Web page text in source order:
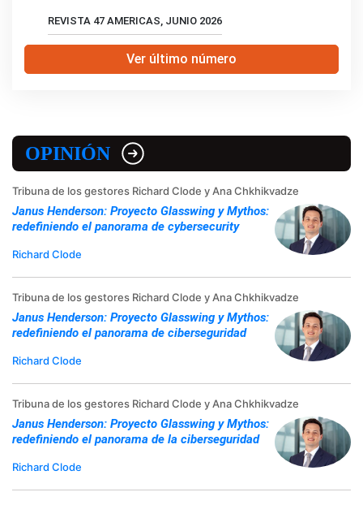
REVISTA 47 AMERICAS, JUNIO 2026
Ver último número
OPINIÓN
Tribuna de los gestores Richard Clode y Ana Chkhikvadze
Janus Henderson: Proyecto Glasswing y Mythos:
redefiniendo el panorama de cybersecurity
Richard Clode
Tribuna de los gestores Richard Clode y Ana Chkhikvadze
Janus Henderson: Proyecto Glasswing y Mythos:
redefiniendo el panorama de ciberseguridad
Richard Clode
Tribuna de los gestores Richard Clode y Ana Chkhikvadze
Janus Henderson: Proyecto Glasswing y Mythos:
redefiniendo el panorama de la ciberseguridad
Richard Clode